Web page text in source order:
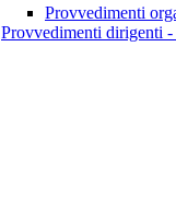
Provvedimenti
Provvedimenti dirigenti